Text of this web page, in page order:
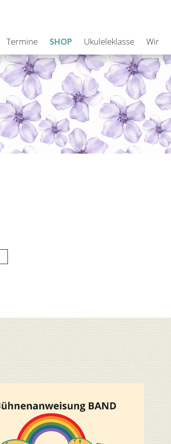
Termine SHOP Ukuleleklasse Wir